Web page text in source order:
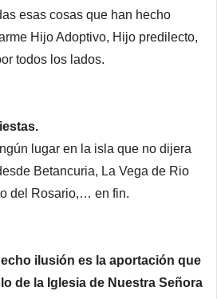
esas cosas que han hecho
Hijo Adoptivo, Hijo predilecto,
todos los lados.
lugar en la isla que no dijera
Betancuria, La Vega de Rio
del Rosario,… en fin.
ilusión es la aportación que
de la Iglesia de Nuestra Señora